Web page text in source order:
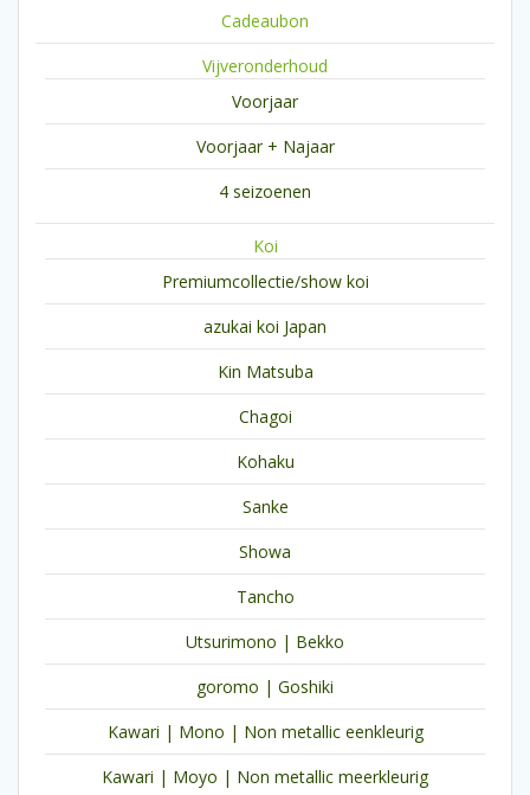
Cadeaubon
Vijveronderhoud
Voorjaar
Voorjaar + Najaar
4 seizoenen
Koi
Premiumcollectie/show koi
azukai koi Japan
Kin Matsuba
Chagoi
Kohaku
Sanke
Showa
Tancho
Utsurimono | Bekko
goromo | Goshiki
Kawari | Mono | Non metallic eenkleurig
Kawari | Moyo | Non metallic meerkleurig